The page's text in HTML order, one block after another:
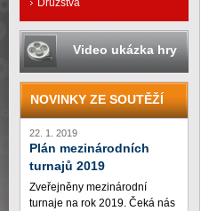
Družstva
Video ukázka hry
NOVINKY ZE SOUTĚŽÍ
22. 1. 2019
Plán mezinárodních
turnajů 2019
Zveřejněny mezinárodní
turnaje na rok 2019. Čeká nás